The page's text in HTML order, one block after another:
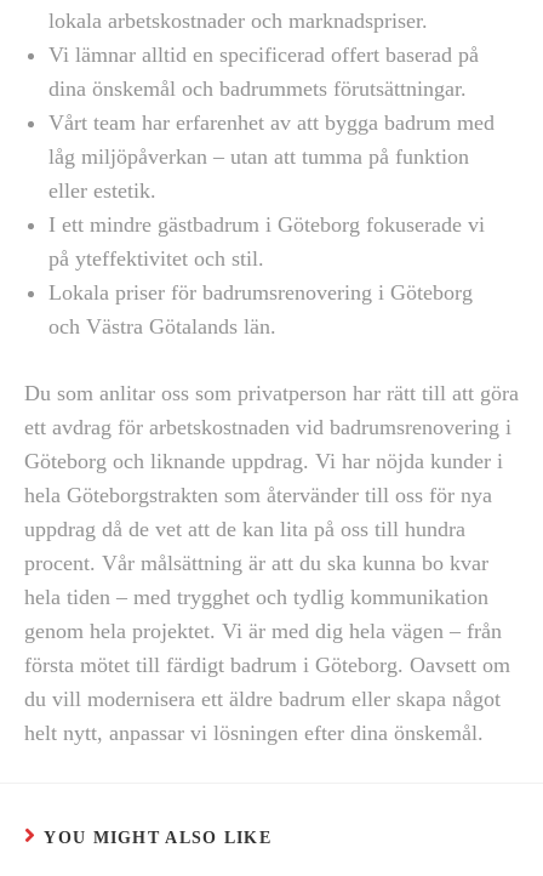
lokala arbetskostnader och marknadspriser.
Vi lämnar alltid en specificerad offert baserad på
dina önskemål och badrummets förutsättningar.
Vårt team har erfarenhet av att bygga badrum med
låg miljöpåverkan – utan att tumma på funktion
eller estetik.
I ett mindre gästbadrum i Göteborg fokuserade vi
på yteffektivitet och stil.
Lokala priser för badrumsrenovering i Göteborg
och Västra Götalands län.
Du som anlitar oss som privatperson har rätt till att göra
ett avdrag för arbetskostnaden vid badrumsrenovering i
Göteborg och liknande uppdrag. Vi har nöjda kunder i
hela Göteborgstrakten som återvänder till oss för nya
uppdrag då de vet att de kan lita på oss till hundra
procent. Vår målsättning är att du ska kunna bo kvar
hela tiden – med trygghet och tydlig kommunikation
genom hela projektet. Vi är med dig hela vägen – från
första mötet till färdigt badrum i Göteborg. Oavsett om
du vill modernisera ett äldre badrum eller skapa något
helt nytt, anpassar vi lösningen efter dina önskemål.
YOU MIGHT ALSO LIKE